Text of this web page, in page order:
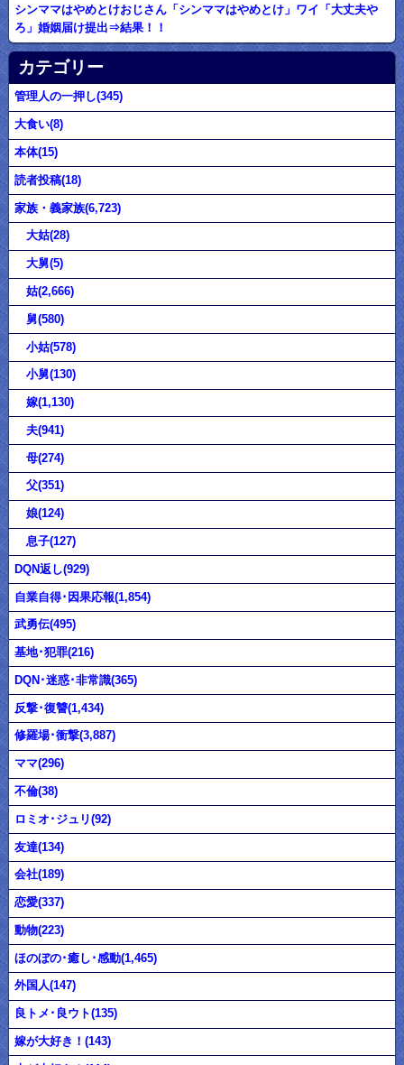
シンママはやめとけおじさん「シンママはやめとけ」ワイ「大丈夫や
ろ」婚姻届け提出⇒結果！！
カテゴリー
管理人の一押し(345)
大食い(8)
本体(15)
読者投稿(18)
家族・義家族(6,723)
大姑(28)
大舅(5)
姑(2,666)
舅(580)
小姑(578)
小舅(130)
嫁(1,130)
夫(941)
母(274)
父(351)
娘(124)
息子(127)
DQN返し(929)
自業自得･因果応報(1,854)
武勇伝(495)
基地･犯罪(216)
DQN･迷惑･非常識(365)
反撃･復讐(1,434)
修羅場･衝撃(3,887)
ママ(296)
不倫(38)
ロミオ･ジュリ(92)
友達(134)
会社(189)
恋愛(337)
動物(223)
ほのぼの･癒し･感動(1,465)
外国人(147)
良トメ･良ウト(135)
嫁が大好き！(143)